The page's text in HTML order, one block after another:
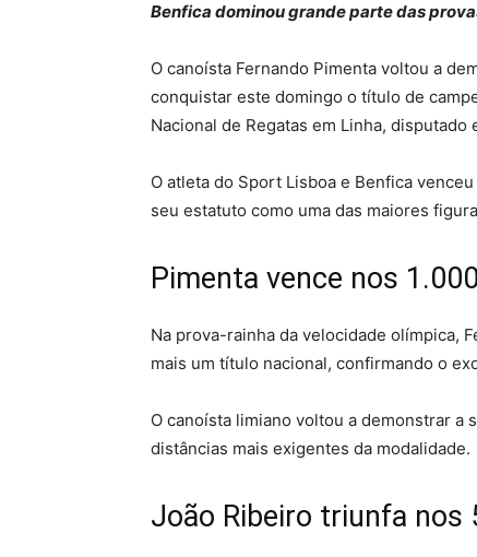
Benfica dominou grande parte das
O canoísta Fernando Pimenta voltou a
conquistar este domingo o título de
Nacional de Regatas em Linha,
O atleta do Sport Lisboa e Benfica
seu estatuto como uma das maiores
Pimenta vence nos
Na prova-rainha da velocidade olímpica,
mais um título nacional, confirmando o
O canoísta limiano voltou a demonstrar a
distâncias mais exigentes da modalidade.
João Ribeiro triunfa nos